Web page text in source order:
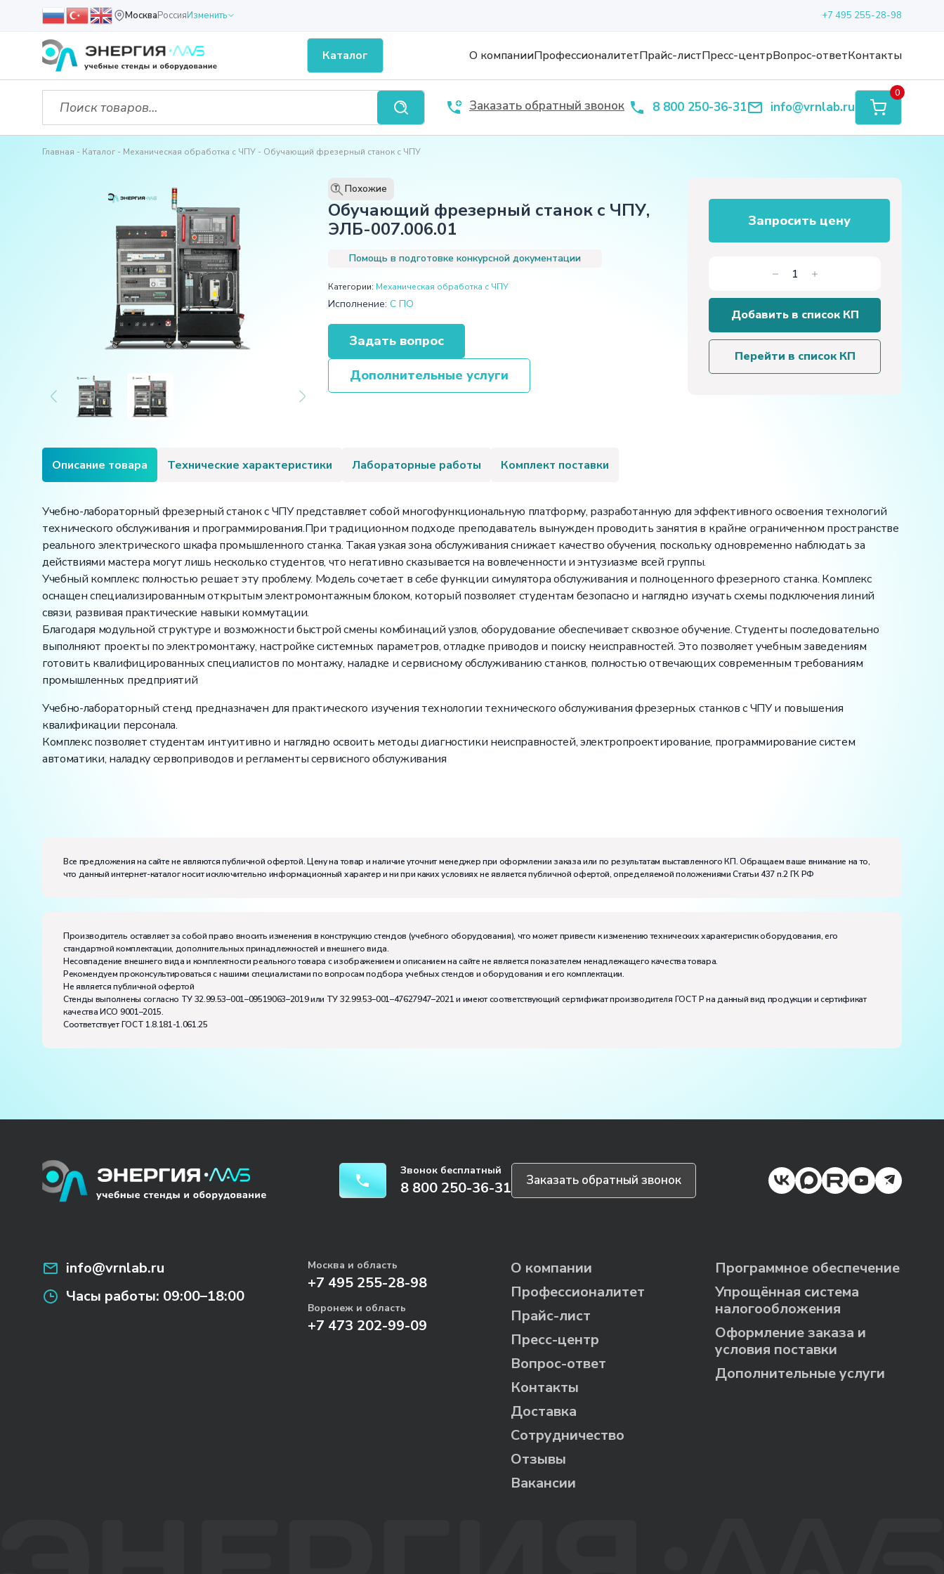
МоскваРоссияИзменить +7 495 255-28-98
Каталог О компанииПрофессионалитетПрайс-листПресс-центрВопрос-ответКонтакты
Заказать обратный звонок 8 800 250-36-31 info@vrnlab.ru
0
Главная Каталог Механическая обработка с ЧПУ Обучающий фрезерный станок с ЧПУ
T Похожие
Обучающий фрезерный станок с ЧПУ,
ЭЛБ-007.006.01
Помощь в подготовке конкурсной документации
Категории: Механическая обработка с ЧПУ
Исполнение: С ПО
Задать вопрос
Дополнительные услуги
Запросить цену
Количество
товара
Обучающий
станок
с
Добавить в список КП
Перейти в список КП
Описание товара Технические характеристики Лабораторные работы Комплект поставки
Учебно-лабораторный фрезерный станок с ЧПУ представляет собой многофункциональную платформу, разработанную для эффективного освоения технологий
технического обслуживания и программирования.При традиционном подходе преподаватель вынужден проводить занятия в крайне ограниченном пространстве
реального электрического шкафа промышленного станка. Такая узкая зона обслуживания снижает качество обучения, поскольку одновременно наблюдать за
действиями мастера могут лишь несколько студентов, что негативно сказывается на вовлеченности и энтузиазме всей группы.
Учебный комплекс полностью решает эту проблему. Модель сочетает в себе функции симулятора обслуживания и полноценного фрезерного станка. Комплекс
оснащен специализированным открытым электромонтажным блоком, который позволяет студентам безопасно и наглядно изучать схемы подключения линий
связи, развивая практические навыки коммутации.
Благодаря модульной структуре и возможности быстрой смены комбинаций узлов, оборудование обеспечивает сквозное обучение. Студенты последовательно
выполняют проекты по электромонтажу, настройке системных параметров, отладке приводов и поиску неисправностей. Это позволяет учебным заведениям
готовить квалифицированных специалистов по монтажу, наладке и сервисному обслуживанию станков, полностью отвечающих современным требованиям
промышленных предприятий
Учебно-лабораторный стенд предназначен для практического изучения технологии технического обслуживания фрезерных станков с ЧПУ и повышения
квалификации персонала.
Комплекс позволяет студентам интуитивно и наглядно освоить методы диагностики неисправностей, электропроектирование, программирование систем
автоматики, наладку сервоприводов и регламенты сервисного обслуживания
Потребляемая мощность, В·А:
7500
Электропитание:
Диапазон рабочих температур, ˚С:
Влажность, %:до 80
Количество человек, которое одновременно и активно может работать на комплекте:4
Все предложения на сайте не являются публичной офертой. Цену на товар и наличие уточнит менеджер при оформлении заказа или по результатам выставленного КП. Обращаем ваше внимание на то,
что данный интернет-каталог носит исключительно информационный характер и ни при каких условиях не является публичной офертой, определяемой положениями Статьи 437 п.2 ГК РФ
Производитель оставляет за собой право вносить изменения в конструкцию стендов (учебного оборудования), что может привести к изменению технических характеристик оборудования, его
стандартной комплектации, дополнительных принадлежностей и внешнего вида.
Несовпадение внешнего вида и комплектности реального товара с изображением и описанием на сайте не является показателем ненадлежащего качества товара.
Рекомендуем проконсультироваться с нашими специалистами по вопросам подбора учебных стендов и оборудования и его комплектации.
Не является публичной офертой
Стенды выполнены согласно ТУ 32.99.53–001–09519063–2019 или ТУ 32.99.53–001–47627947–2021 и имеют соответствующий сертификат производителя ГОСТ Р на данный вид продукции и сертификат
качества ИСО 9001–2015.
Соответствует ГОСТ 1.8.181-1.061.25
Звонок бесплатный
8 800 250-36-31 Заказать обратный звонок
info@vrnlab.ru
Часы работы: 09:00–18:00
Москва и область
+7 495 255-28-98
Воронеж и область
+7 473 202-99-09
О компании
Профессионалитет
Прайс-лист
Пресс-центр
Вопрос-ответ
Контакты
Доставка
Сотрудничество
Отзывы
Вакансии
Программное обеспечение
Упрощённая система
налогообложения
Оформление заказа и
условия поставки
Дополнительные услуги